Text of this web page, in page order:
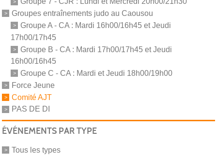
Groupes entraînements judo au Caousou
Groupe A - CA : Mardi 16h00/16h45 et Jeudi
17h00/17h45
Groupe B - CA : Mardi 17h00/17h45 et Jeudi
16h00/16h45
Groupe C - CA : Mardi et Jeudi 18h00/19h00
Force Jeune
Comité AJT
PAS DE DI
ÉVÉNEMENTS PAR TYPE
Tous les types